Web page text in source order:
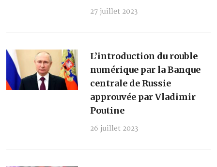
27 juillet 2023
L’introduction du rouble
numérique par la Banque
centrale de Russie
approuvée par Vladimir
Poutine
26 juillet 2023